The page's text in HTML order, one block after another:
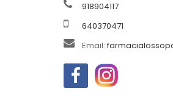
918904117
640370471
Email: